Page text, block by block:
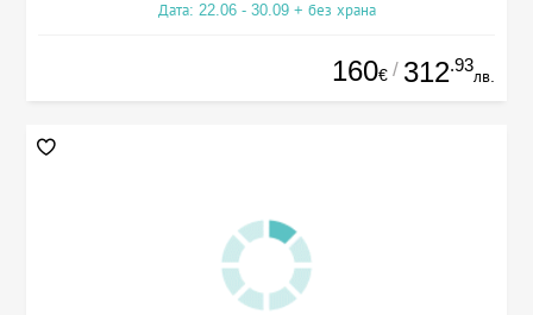
Дата: 22.06 - 30.09 + без храна
160€ / 312.93
лв.